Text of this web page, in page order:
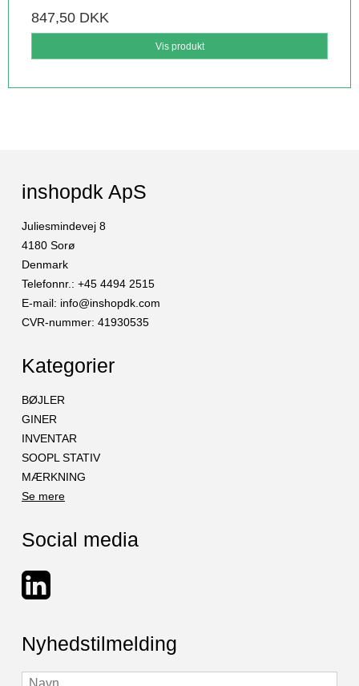
847,50 DKK
Vis produkt
inshopdk ApS
Juliesmindevej 8
4180 Sorø
Denmark
Telefonnr. : +45 4494 2515
E-mail: info@inshopdk.com
CVR-nummer: 41930535
Kategorier
BØJLER
GINER
INVENTAR
SOOPL STATIV
MÆRKNING
Se mere
Social media
Nyhedstilmelding